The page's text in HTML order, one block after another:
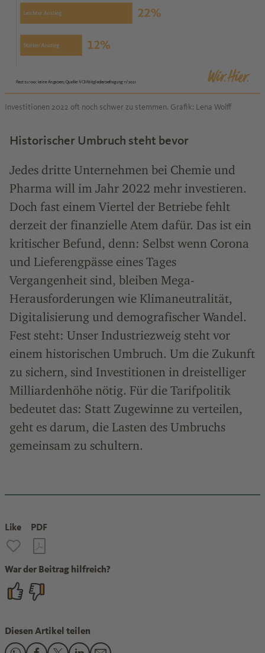
Investitionen 2022 oft noch schwer zu stemmen. Grafik: Lena Wolff
Historischer Umbruch steht bevor
Jedes dritte Unternehmen bei Chemie und
Pharma will im Jahr 2022 mehr investieren.
Doch fast einem Viertel der Betriebe fehlt
derzeit der finanzielle Atem dafür. Das ist ein
kritischer Befund, denn: Selbst wenn Corona
und Lieferengpässe eines Tages
Vergangenheit sind, bleiben Mega-
Herausforderungen wie Klimaneutralität,
Digitalisierung und demografischer Wandel.
Fest steht: Unser Industriezweig steht vor
einem historischen Umbruch. Um die Zukunft
zu sichern, sind Investitionen in dreistelliger
Milliardenhöhe nötig. Für die Tarifpolitik
bedeutet das: Statt Zugewinne zu verteilen,
geht es darum, die Lasten des Umbruchs
gemeinsam zu schultern.
Like PDF
War der Beitrag hilfreich?
Diesen Artikel teilen